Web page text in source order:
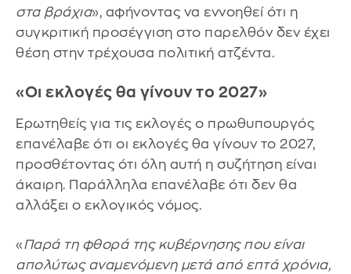
στα βράχια», αφήνοντας να εννοηθεί ότι η
συγκριτική προσέγγιση στο παρελθόν δεν έχει
θέση στην τρέχουσα πολιτική ατζέντα.
«Οι εκλογές θα γίνουν το 2027»
Ερωτηθείς για τις εκλογές ο πρωθυπουργός
επανέλαβε ότι οι εκλογές θα γίνουν το 2027,
προσθέτοντας ότι όλη αυτή η συζήτηση είναι
άκαιρη. Παράλληλα επανέλαβε ότι δεν θα
αλλάξει ο εκλογικός νόμος.
«Παρά τη φθορά της κυβέρνησης που είναι
απολύτως αναμενόμενη μετά από επτά χρόνια,